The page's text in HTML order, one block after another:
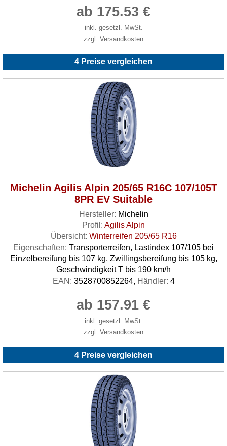
ab 175.53 €
inkl. gesetzl. MwSt.
zzgl. Versandkosten
4 Preise vergleichen
Michelin Agilis Alpin 205/65 R16C 107/105T
8PR EV Suitable
Hersteller: Michelin
Profil: Agilis Alpin
Übersicht: Winterreifen 205/65 R16
Eigenschaften: Transporterreifen, Lastindex 107/105 bei
Einzelbereifung bis 107 kg, Zwillingsbereifung bis 105 kg,
Geschwindigkeit T bis 190 km/h
EAN: 3528700852264, Händler: 4
ab 157.91 €
inkl. gesetzl. MwSt.
zzgl. Versandkosten
4 Preise vergleichen